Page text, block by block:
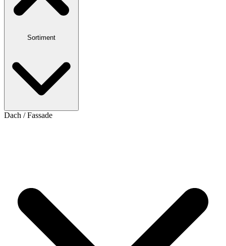
Sortiment
Dach / Fassade